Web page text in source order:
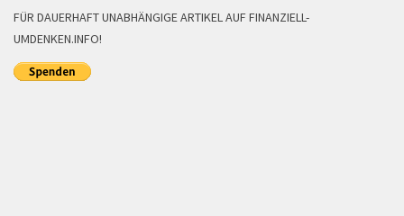
FÜR DAUERHAFT UNABHÄNGIGE ARTIKEL AUF FINANZIELL-
UMDENKEN.INFO!